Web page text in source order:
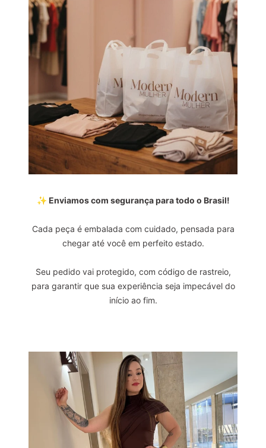
✨ Enviamos com segurança para todo o Brasil!
Cada peça é embalada com cuidado, pensada para
chegar até você em perfeito estado.
Seu pedido vai protegido, com código de rastreio,
para garantir que sua experiência seja impecável do
início ao fim.